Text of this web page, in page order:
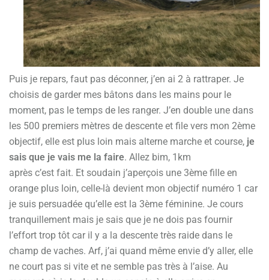
Puis je repars, faut pas déconner, j’en ai 2 à rattraper. Je
choisis de garder mes bâtons dans les mains pour le
moment, pas le temps de les ranger. J’en double une dans
les 500 premiers mètres de descente et file vers mon 2ème
objectif, elle est plus loin mais alterne marche et course, je
sais que je vais me la faire. Allez bim, 1km
après c’est fait. Et soudain j’aperçois une 3ème fille en
orange plus loin, celle-là devient mon objectif numéro 1 car
je suis persuadée qu’elle est la 3ème féminine. Je cours
tranquillement mais je sais que je ne dois pas fournir
l’effort trop tôt car il y a la descente très raide dans le
champ de vaches. Arf, j’ai quand même envie d’y aller, elle
ne court pas si vite et ne semble pas très à l’aise. Au